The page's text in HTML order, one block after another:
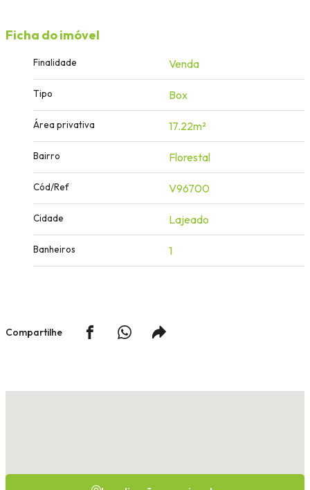
Ficha do imóvel
Finalidade Venda
Tipo Box
Área privativa 17.22m²
Bairro Florestal
Cód/Ref V96700
Cidade Lajeado
Banheiros 1
Compartilhe